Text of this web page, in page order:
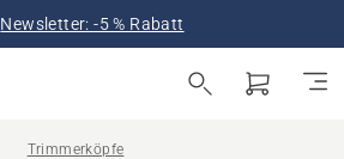
Newsletter: -5 % Rabatt
Trimmerköpfe